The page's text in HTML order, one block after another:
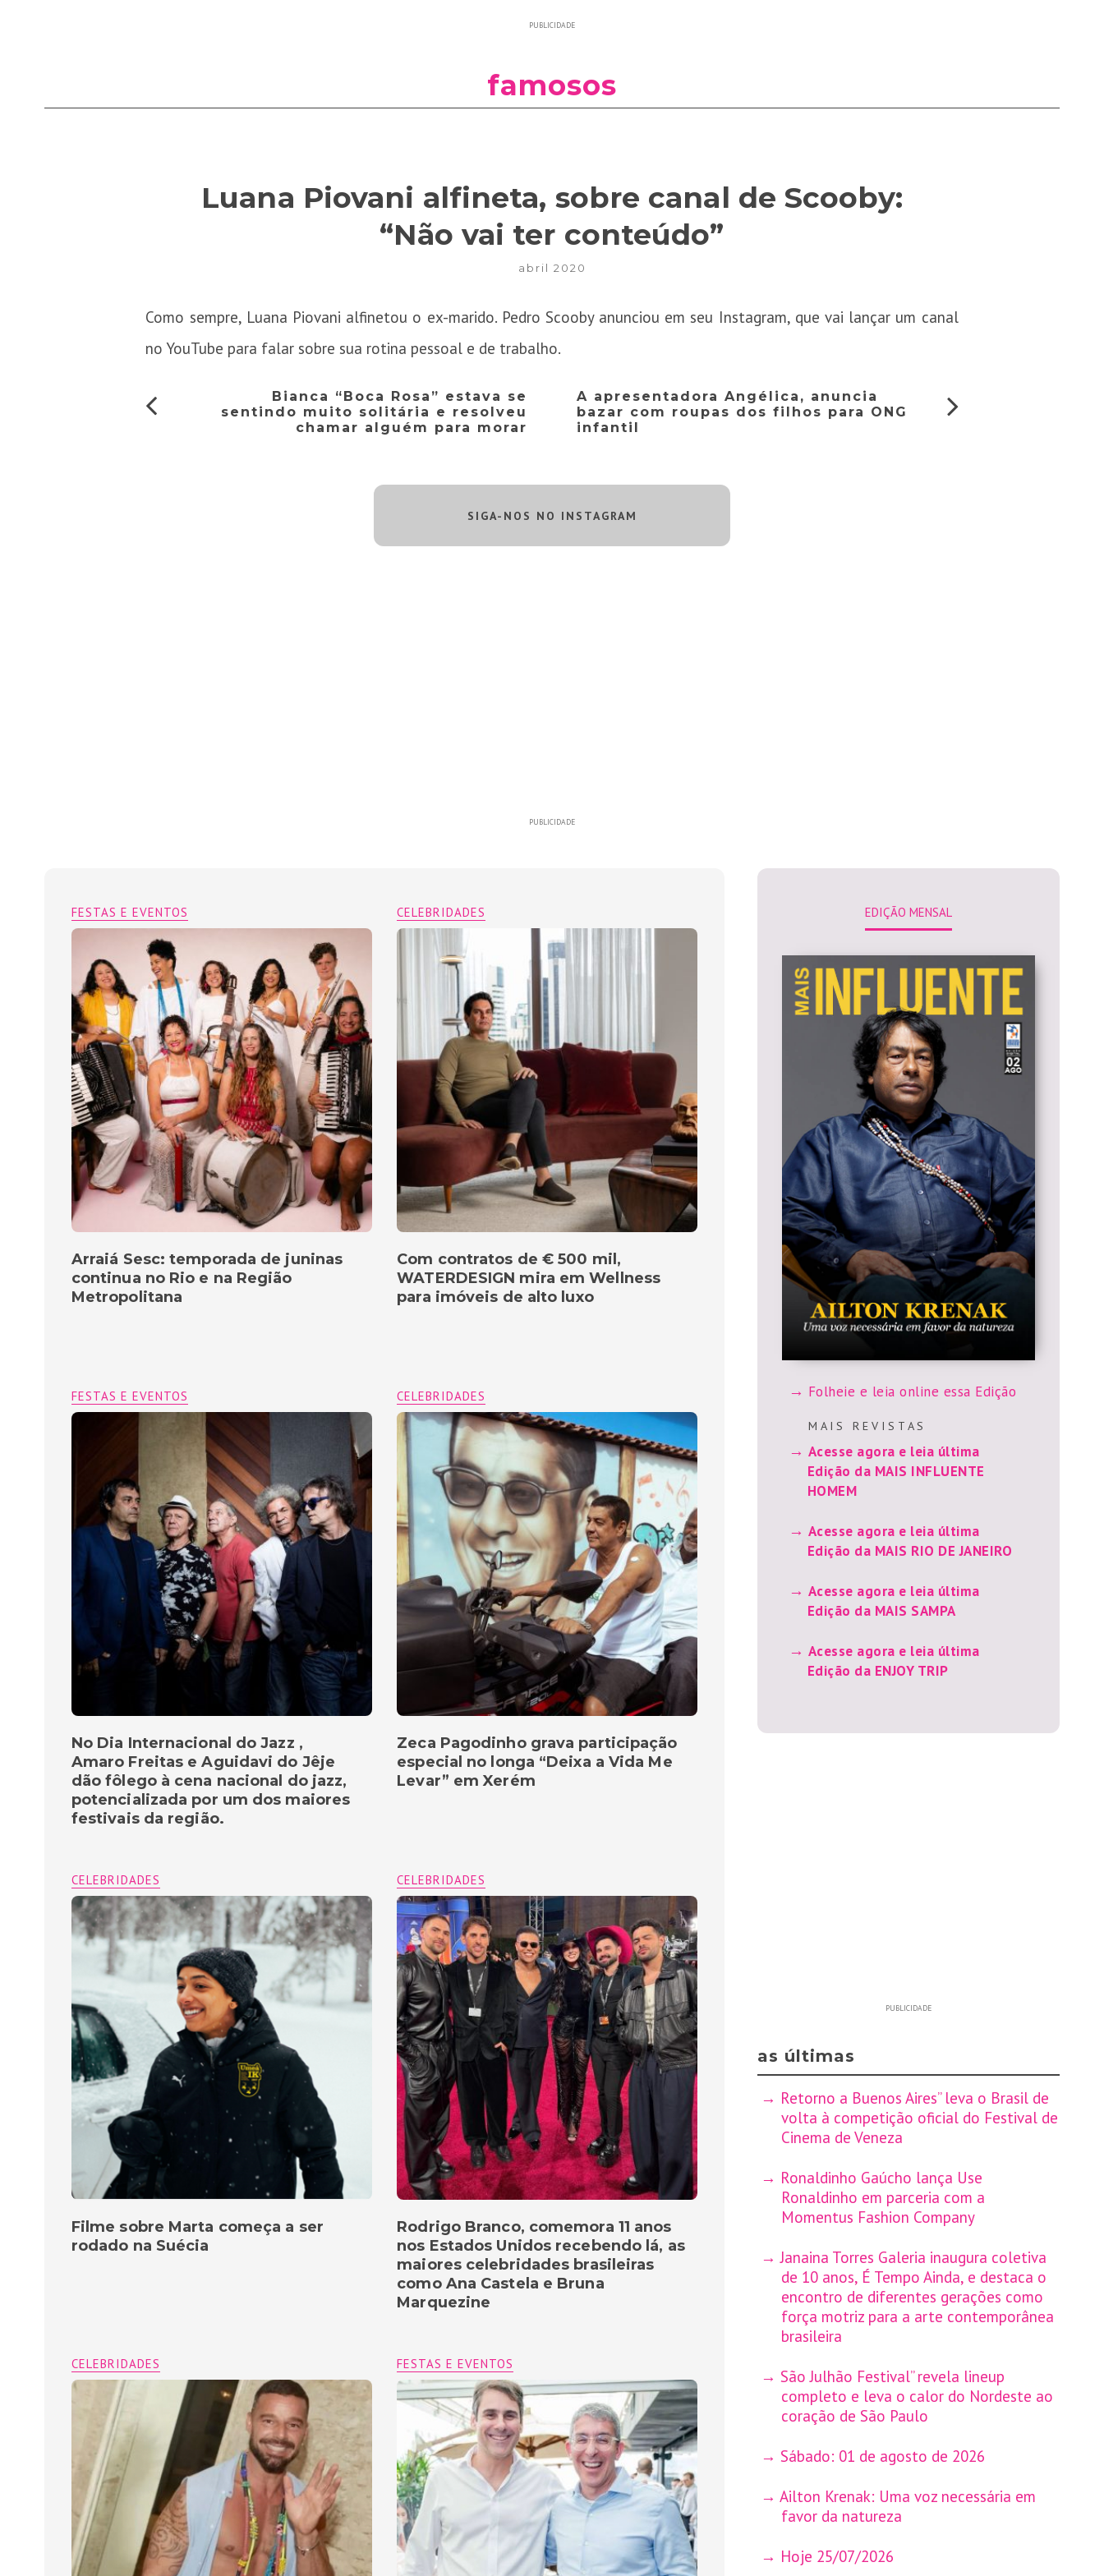
PUBLICIDADE
famosos
Luana Piovani alfineta, sobre canal de Scooby:
“Não vai ter conteúdo”
abril 2020
Como sempre, Luana Piovani alfinetou o ex-marido. Pedro Scooby anunciou em seu Instagram, que vai lançar um canal
no YouTube para falar sobre sua rotina pessoal e de trabalho.
Bianca “Boca Rosa” estava se
sentindo muito solitária e resolveu
chamar alguém para morar
A apresentadora Angélica, anuncia
bazar com roupas dos filhos para ONG
infantil
SIGA-NOS NO INSTAGRAM
PUBLICIDADE
CELEBRIDADES
Com contratos de € 500 mil,
WATERDESIGN mira em Wellness
para imóveis de alto luxo
FESTAS E EVENTOS
Arraiá Sesc: temporada de juninas
continua no Rio e na Região
Metropolitana
CELEBRIDADES
Zeca Pagodinho grava participação
especial no longa “Deixa a Vida Me
Levar” em Xerém
FESTAS E EVENTOS
No Dia Internacional do Jazz ,
Amaro Freitas e Aguidavi do Jêje
dão fôlego à cena nacional do jazz,
potencializada por um dos maiores
festivais da região.
CELEBRIDADES
Rodrigo Branco, comemora 11 anos
nos Estados Unidos recebendo lá, as
maiores celebridades brasileiras
como Ana Castela e Bruna
Marquezine
CELEBRIDADES
Filme sobre Marta começa a ser
rodado na Suécia
FESTAS E EVENTOS
CELEBRIDADES
EDIÇÃO MENSAL
Folheie e leia online essa Edição
M A I S R E V I S T A S
Acesse agora e leia última
Edição da MAIS INFLUENTE
HOMEM
Acesse agora e leia última
Edição da MAIS RIO DE JANEIRO
Acesse agora e leia última
Edição da MAIS SAMPA
Acesse agora e leia última
Edição da ENJOY TRIP
PUBLICIDADE
as últimas
Retorno a Buenos Aires” leva o Brasil de
volta à competição oficial do Festival de
Cinema de Veneza
Ronaldinho Gaúcho lança Use
Ronaldinho em parceria com a
Momentus Fashion Company
Janaina Torres Galeria inaugura coletiva
de 10 anos, É Tempo Ainda, e destaca o
encontro de diferentes gerações como
força motriz para a arte contemporânea
brasileira
São Julhão Festival” revela lineup
completo e leva o calor do Nordeste ao
coração de São Paulo
Sábado: 01 de agosto de 2026
Ailton Krenak: Uma voz necessária em
favor da natureza
Hoje 25/07/2026